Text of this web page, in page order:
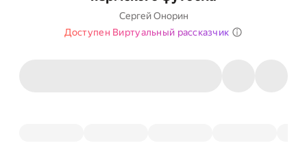
Сергей Онорин
Доступен Виртуальный рассказчик